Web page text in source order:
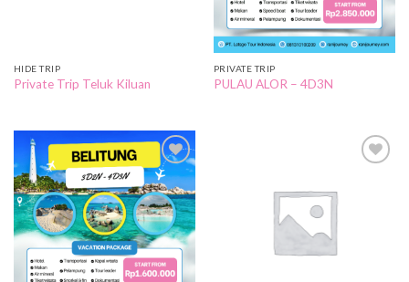
HIDE TRIP
Private Trip Teluk Kiluan
PRIVATE TRIP
PULAU ALOR – 4D3N
Add to
Wishlist